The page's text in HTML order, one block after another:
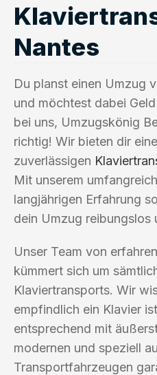
Nantes
Du planst einen Umzug
und möchtest dabei
bei uns, Umzugskönig
richtig! Wir bieten dir
zuverlässigen
Mit unserem
langjährigen Erfahrung
dein Umzug reibungslos
Unser Team von
kümmert sich um
Klaviertransports. Wir
empfindlich ein Klavier
entsprechend mit
modernen und speziell
Transportfahrzeugen